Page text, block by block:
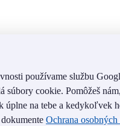
používame službu
súbory cookie. Pomôžeš
na tebe a kedykoľvek
Ochrana osobných